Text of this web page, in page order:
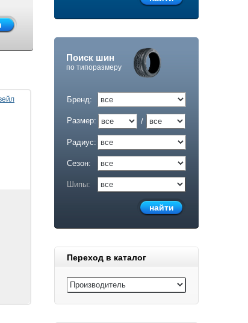
Поиск шин
по типоразмеру
Бренд:
Размер: /
Радиус:
Сезон:
Шипы:
Переход в каталог